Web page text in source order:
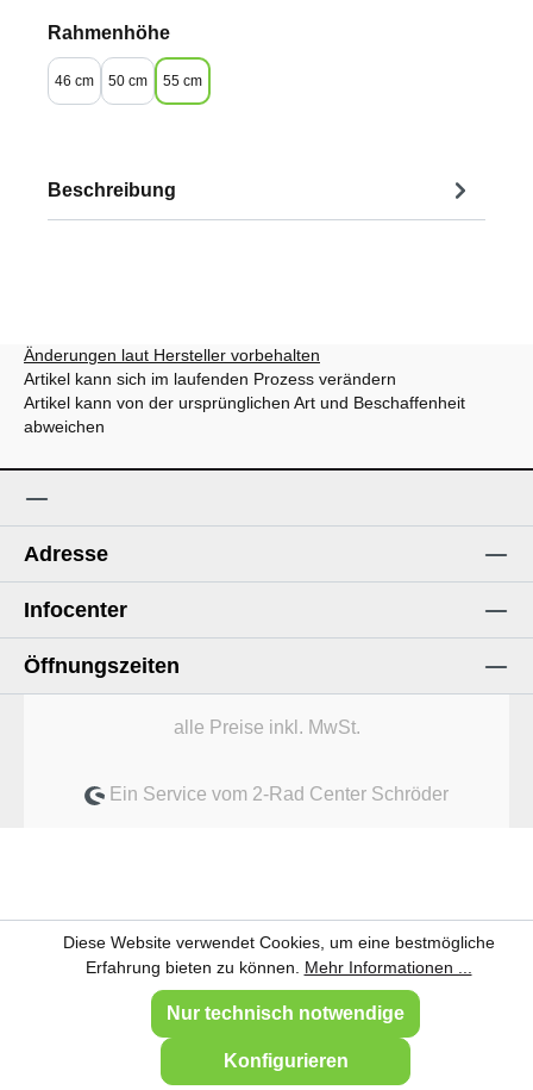
Rahmenhöheauswählen
46 cm 50 cm 55 cm
Beschreibung
Änderungen laut Hersteller vorbehalten
Artikel kann sich im laufenden Prozess verändern
Artikel kann von der ursprünglichen Art und Beschaffenheit
abweichen
Adresse
Infocenter
Öffnungszeiten
alle Preise inkl. MwSt.
Ein Service vom 2-Rad Center Schröder
Diese Website verwendet Cookies, um eine bestmögliche
Erfahrung bieten zu können. Mehr Informationen ...
Nur technisch notwendige
Konfigurieren